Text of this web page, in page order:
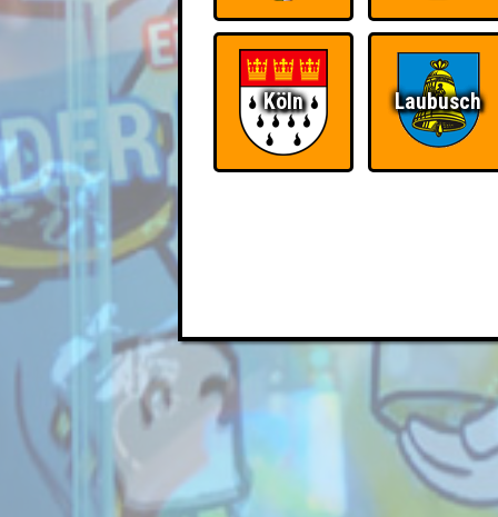
Köln Laubusch